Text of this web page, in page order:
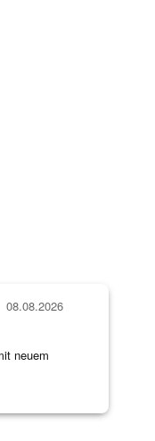
neuem
08.08.2026